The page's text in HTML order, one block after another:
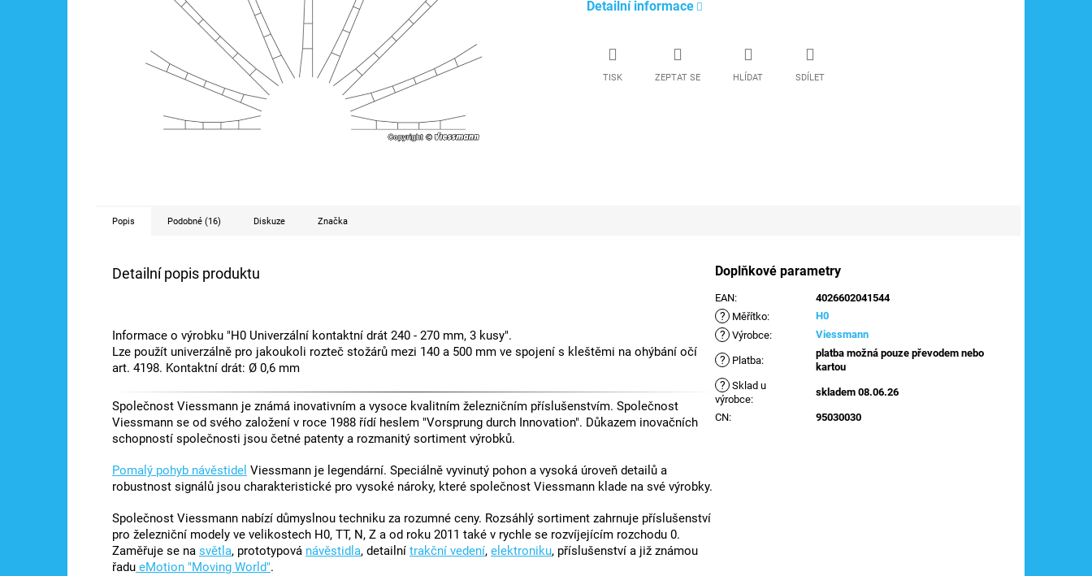
Detailní informace
TISK ZEPTAT SE HLÍDAT SDÍLET
Popis Podobné (16) Diskuze Značka
Detailní popis produktu
Informace o výrobku "H0 Univerzální kontaktní drát 240 - 270 mm, 3 kusy".
Lze použít univerzálně pro jakoukoli rozteč stožárů mezi 140 a 500 mm ve spojení s kleštěmi na ohýbání očí
art. 4198. Kontaktní drát: Ø 0,6 mm
Společnost Viessmann je známá inovativním a vysoce kvalitním železničním příslušenstvím. Společnost
Viessmann se od svého založení v roce 1988 řídí heslem "Vorsprung durch Innovation". Důkazem inovačních
schopností společnosti jsou četné patenty a rozmanitý sortiment výrobků.
Pomalý pohyb návěstidel Viessmann je legendární. Speciálně vyvinutý pohon a vysoká úroveň detailů a
robustnost signálů jsou charakteristické pro vysoké nároky, které společnost Viessmann klade na své výrobky.
Společnost Viessmann nabízí důmyslnou techniku za rozumné ceny. Rozsáhlý sortiment zahrnuje příslušenství
pro železniční modely ve velikostech H0, TT, N, Z a od roku 2011 také v rychle se rozvíjejícím rozchodu 0.
Zaměřuje se na světla, prototypová návěstidla, detailní trakční vedení, elektroniku, příslušenství a již známou
řadu eMotion "Moving World".
Doplňkové parametry
EAN: 4026602041544
? Měřítko: H0
? Výrobce: Viessmann
? Platba:
platba možná pouze převodem nebo
kartou
? Sklad u
výrobce:
skladem 08.06.26
CN: 95030030